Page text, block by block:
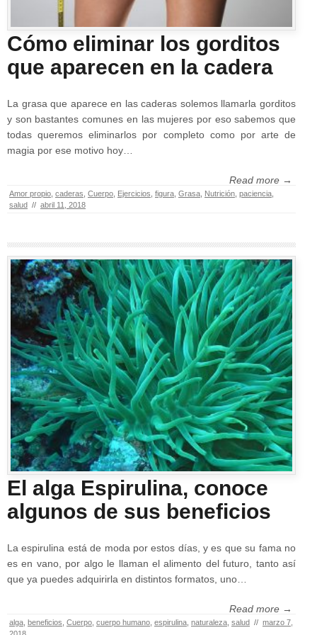
Cómo eliminar los gorditos
que aparecen en la cadera
La grasa que aparece en las caderas solemos llamarla gorditos
y son bastantes comunes en las mujeres por eso sabemos que
todas queremos eliminarlos por completo como por arte de
magia por ese motivo hoy…
Read more →
Amor propio caderas Cuerpo Ejercicios figura Grasa Nutrición paciencia
salud // abril 11, 2018
El alga Espirulina, conoce
algunos de sus beneficios
La espirulina está de moda por estos días, y es que su fama no
es en vano, por algo le llaman el alimento del futuro, tanto así
que ya puedes adquirirla en distintos formatos, uno…
Read more →
alga beneficios Cuerpo cuerpo humano espirulina naturaleza salud // marzo 7,
2018